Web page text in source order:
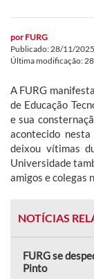
por FURG
Publicado: 28/11/
Última modificação:
A FURG
de Educação
e sua
acontecido
deixou vítimas
Universidade
amigos e colegas
NOTÍCIAS
FURG se
Pinto